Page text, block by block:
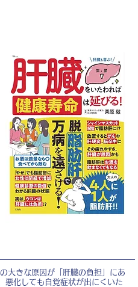
大きな原因が「肝臓の負担」にあ
悪化しても自覚症状が出にくいた